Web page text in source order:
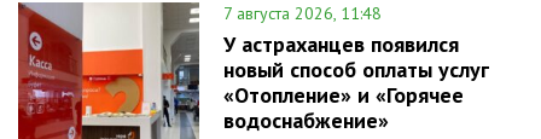
7 августа 2026, 11:48
У астраханцев появился
новый способ оплаты услуг
«Отопление» и «Горячее
водоснабжение»